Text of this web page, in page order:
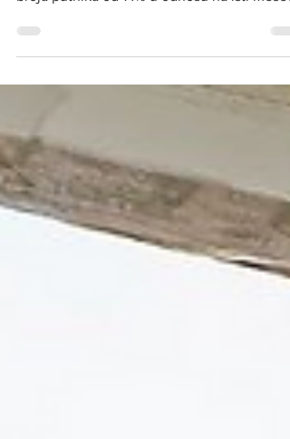
broja putnika od 14% u odnosu na isti mesec
statistici preduzeća Aerodromi Srbije, kroz
predstavlja rast od 14% u odnosu na april
prošle godine. U poređenju sa prethodnim
mesecom, broj putnika na aerodromu
dodatno je